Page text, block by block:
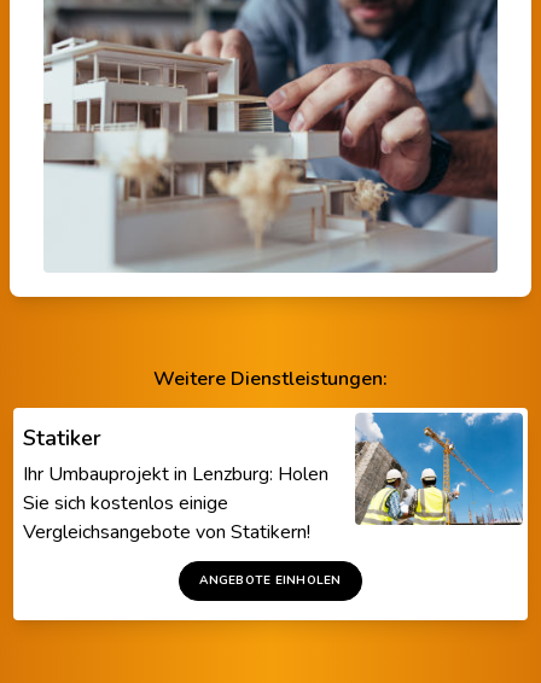
Weitere Dienstleistungen:
Statiker
Ihr Umbauprojekt in Lenzburg: Holen
Sie sich kostenlos einige
Vergleichsangebote von Statikern!
ANGEBOTE EINHOLEN